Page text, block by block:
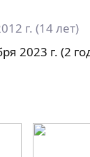
г. (14 лет)
2023 г. (2